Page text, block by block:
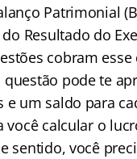
Patrimonial
Resultado do
cobram
questão pode te
e um saldo para
você calcular o
sentido, você